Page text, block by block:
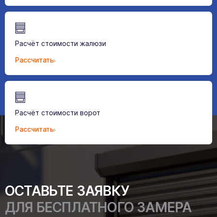
Расчёт стоимости жалюзи
Рассчитать
Расчёт стоимости ворот
Рассчитать
ОСТАВЬТЕ ЗАЯВКУ
ДЛЯ БЕСПЛАТНОГО ЗАМЕРА